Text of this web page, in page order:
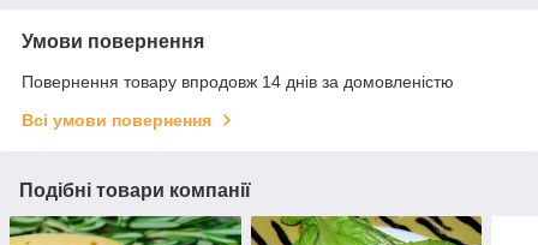
Умови повернення
Повернення товару впродовж 14 днів за домовленістю
Всі умови повернення
Подібні товари компанії